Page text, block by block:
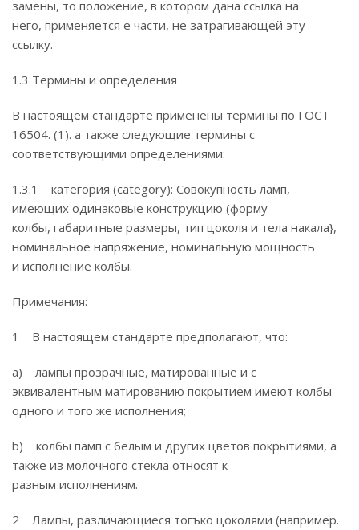
замены, то положение, в котором дана ссылка на
него, применяется е части, не затрагивающей эту
ссылку.
1.3 Термины и определения
В настоящем стандарте применены термины по ГОСТ
16504. (1). а также следующие термины с
соответствующими определениями:
1.3.1 категория (category): Совокупность ламп,
имеющих одинаковые конструкцию (форму
колбы, габаритные размеры, тип цоколя и тела накала},
номинальное напряжение, номинальную мощность
и исполнение колбы.
Примечания:
1 В настоящем стандарте предполагают, что:
a) лампы прозрачные, матированные и с
эквивалентным матированию покрытием имеют колбы
одного и того же исполнения;
b) колбы памп с белым и других цветов покрытиями, а
также из молочного стекла относят к
разным исполнениям.
2 Лампы, различающиеся тогъко цоколями (например.